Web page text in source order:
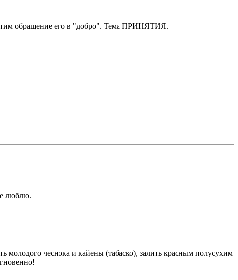
этим обращение его в "добро". Тема ПРИНЯТИЯ.
люблю.
молодого чеснока и кайены (табаско), залить красным полусухим